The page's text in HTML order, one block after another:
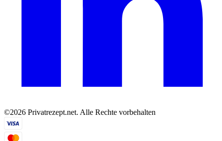
©2026 Privatrezept.net. Alle Rechte vorbehalten